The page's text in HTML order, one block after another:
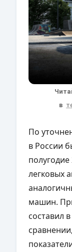
в
По
в России
легковых
машин.
составил